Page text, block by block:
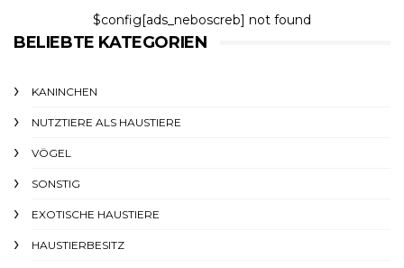
$config[ads_neboscreb] not found
BELIEBTE KATEGORIEN
KANINCHEN
NUTZTIERE ALS HAUSTIERE
VÖGEL
SONSTIG
EXOTISCHE HAUSTIERE
HAUSTIERBESITZ